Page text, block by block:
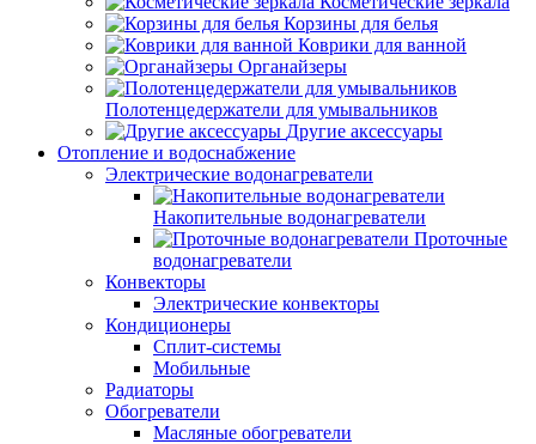
Корзины для белья
Коврики для ванной
Органайзеры
Полотенцедержатели для умывальников
Другие аксессуары
Отопление и водоснабжение
Электрические водонагреватели
Накопительные водонагреватели
Проточные
водонагреватели
Конвекторы
Электрические конвекторы
Кондиционеры
Сплит-системы
Мобильные
Радиаторы
Обогреватели
Масляные обогреватели